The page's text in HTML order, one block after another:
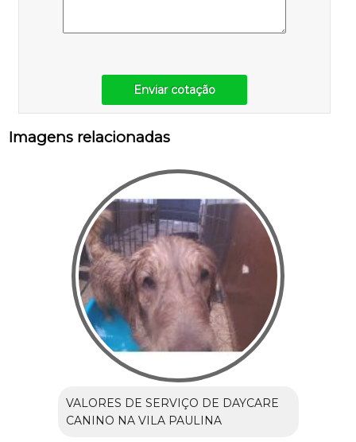
Enviar cotação
Imagens relacionadas
VALORES DE SERVIÇO DE DAYCARE
CANINO NA VILA PAULINA